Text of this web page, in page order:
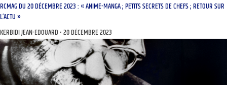
RCMAG DU 20 DÉCEMBRE 2023 : « ANIME-MANGA ; PETITS SECRETS DE CHEFS ; RETOUR SUR
L’ACTU »
KERBIDI JEAN-EDOUARD 20 DÉCEMBRE 2023